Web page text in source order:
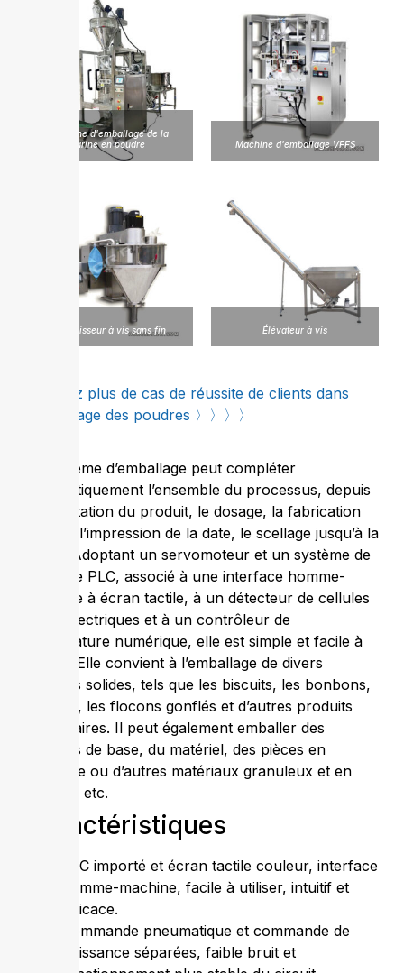
machine d'emballage de la
farine en poudre
Machine d'emballage VFFS
Remplisseur à vis sans fin Élévateur à vis
Obtenez plus de cas de réussite de clients dans
l’emballage des poudres 〉〉〉〉
Le système d’emballage peut compléter
automatiquement l’ensemble du processus, depuis
l’alimentation du produit, le dosage, la fabrication
du sac, l’impression de la date, le scellage jusqu’à la
sortie. Adoptant un servomoteur et un système de
contrôle PLC, associé à une interface homme-
machine à écran tactile, à un détecteur de cellules
photoélectriques et à un contrôleur de
température numérique, elle est simple et facile à
utiliser. Elle convient à l’emballage de divers
produits solides, tels que les biscuits, les bonbons,
la gelée, les flocons gonflés et d’autres produits
alimentaires. Il peut également emballer des
produits de base, du matériel, des pièces en
plastique ou d’autres matériaux granuleux et en
poudre, etc.
Caractéristiques
PLC importé et écran tactile couleur, interface
homme-machine, facile à utiliser, intuitif et
efficace.
Commande pneumatique et commande de
puissance séparées, faible bruit et